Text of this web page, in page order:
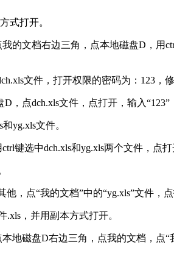
式打开。
文档右边三角，点本地磁盘D，用
文件，打开权限的密码为：123，修
点dch.xls文件，点打开，输入“123”
yg.xls文件。
选中dch.xls和yg.xls两个文件，点打
，点“我的文档”中的“yg.xls”文件，
，并用副本方式打开。
磁盘D右边三角，点我的文档，点“